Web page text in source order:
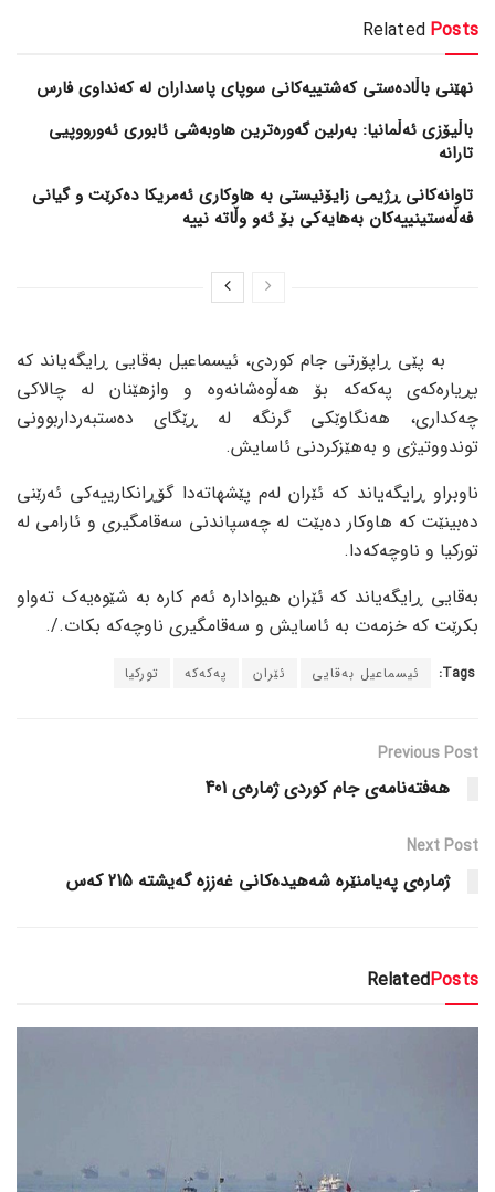
Related Posts
نهێنی باڵادەستی کەشتییەکانی سوپای پاسداران لە کەنداوی فارس
باڵیۆزی ئەڵمانیا: بەرلین گەورەترین هاوبەشی ئابوری ئەورووپیی
تارانە
تاوانەکانی ڕژیمی زایۆنیستی بە هاوکاری ئەمریکا دەکرێت و گیانی
فەڵەستینییەکان بەهایەکی بۆ ئەو وڵاتە نییە
بە پێی ڕاپۆرتی جام کوردی، ئیسماعیل بەقایی ڕایگەیاند کە
بڕیارەکەی پەکەکە بۆ هەڵوەشانەوە و وازهێنان لە چالاکی
چەکداری، هەنگاوێکی گرنگە لە ڕێگای دەستبەرداربوونی
توندووتیژی و بەهێزکردنی ئاسایش.
ناوبراو ڕایگەیاند کە ئێران لەم پێشهاتەدا گۆڕانکارییەکی ئەرێنی
دەبینێت کە هاوکار دەبێت لە چەسپاندنی سەقامگیری و ئارامی لە
تورکیا و ناوچەکەدا.
بەقایی ڕایگەیاند کە ئێران هیوادارە ئەم کارە بە شێوەیەک تەواو
بکرێت کە خزمەت بە ئاسایش و سەقامگیری ناوچەکە بکات./.
Tags: ئیسماعیل بەقایی ئێران پەکەکە تورکیا
Previous Post
هەفتەنامەی جام کوردی ژمارەی 401
Next Post
ژمارەی پەیامنێرە شەهیدەکانی غەززە گەیشتە 215 کەس
RelatedPosts